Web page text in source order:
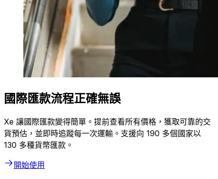
國際匯款流程正確無誤
Xe 讓國際匯款變得簡單。提前查看所有價格，獲取可靠的交
貨預估，並即時追蹤每一次運輸。支援向 190 多個國家以
130 多種貨幣匯款。
開始使用